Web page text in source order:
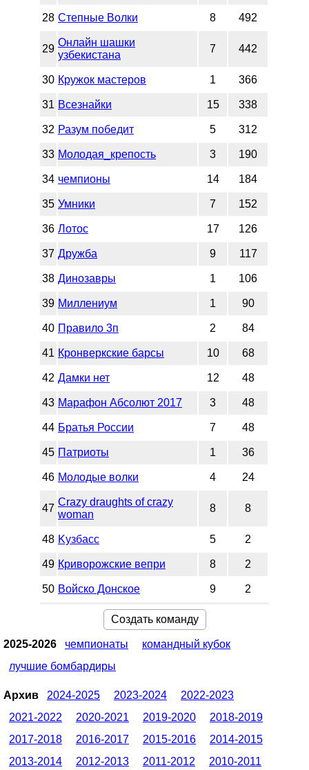
28 Степные Волки 8 492
29
Онлайн шашки
узбекистана
7 442
30 Кружок мастеров 1 366
31 Всезнайки 15 338
32 Разум победит 5 312
33 Молодая_крепость 3 190
34 чемпионы 14 184
35 Умники 7 152
36 Лотос 17 126
37 Дружба 9 117
38 Динозавры 1 106
39 Миллениум 1 90
40 Правило 3п 2 84
41 Кронверкские барсы 10 68
42 Дамки нет 12 48
43 Марафон Абсолют 2017 3 48
44 Братья России 7 48
45 Патриоты 1 36
46 Молодые волки 4 24
47
Crazy draughts of crazy
woman
8 8
48 Kузбасс 5 2
49 Криворожские вепри 8 2
50 Войско Донское 9 2
Создать команду
2025-2026 чемпионаты
командный кубок
лучшие бомбардиры
Архив 2024-2025 2023-2024
2022-2023
2021-2022
2020-2021 2019-2020
2018-2019
2017-2018
2016-2017 2015-2016
2014-2015
2013-2014
2012-2013 2011-2012 2010-2011